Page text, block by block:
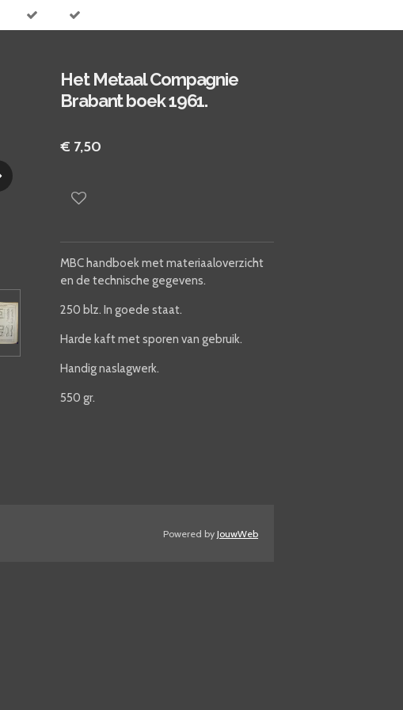
Het Metaal Compagnie
Brabant boek 1961.
€ 7,50
MBC handboek met materiaaloverzicht
en de technische gegevens.
250 blz. In goede staat.
Harde kaft met sporen van gebruik.
Handig naslagwerk.
550 gr.
Powered byJouwWeb